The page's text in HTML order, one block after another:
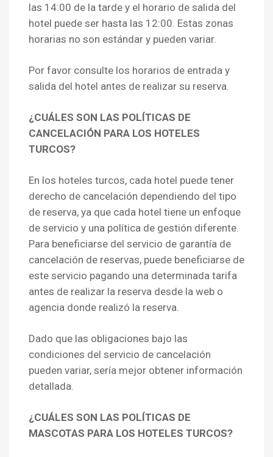
las 14:00 de la tarde y el horario de salida del
hotel puede ser hasta las 12:00. Estas zonas
horarias no son estándar y pueden variar.
Por favor consulte los horarios de entrada y
salida del hotel antes de realizar su reserva.
¿CUÁLES SON LAS POLÍTICAS DE
CANCELACIÓN PARA LOS HOTELES
TURCOS?
En los hoteles turcos, cada hotel puede tener
derecho de cancelación dependiendo del tipo
de reserva, ya que cada hotel tiene un enfoque
de servicio y una política de gestión diferente.
Para beneficiarse del servicio de garantía de
cancelación de reservas, puede beneficiarse de
este servicio pagando una determinada tarifa
antes de realizar la reserva desde la web o
agencia donde realizó la reserva.
Dado que las obligaciones bajo las
condiciones del servicio de cancelación
pueden variar, sería mejor obtener información
detallada.
¿CUÁLES SON LAS POLÍTICAS DE
MASCOTAS PARA LOS HOTELES TURCOS?